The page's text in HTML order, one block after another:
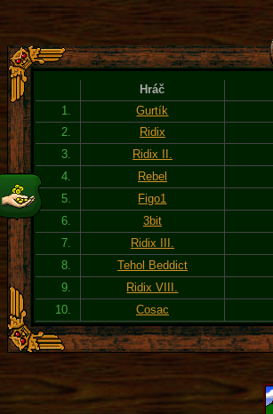
Hráč
1.
Gurtík
2.
Ridix
3.
Ridix II.
4.
Rebel
5.
Figo1
6.
3bit
7.
Ridix III.
8.
Tehol Beddict
9.
Ridix VIII.
10.
Cosac